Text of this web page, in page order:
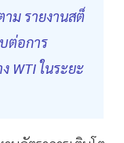
ม รายงานสต็
ต่อการ
WTI ในระยะ